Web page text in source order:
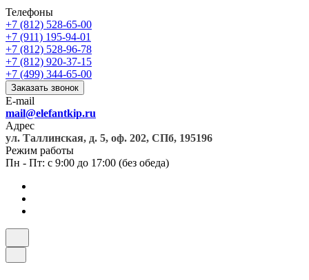
Телефоны
+7 (812) 528-65-00
+7 (911) 195-94-01
+7 (812) 528-96-78
+7 (812) 920-37-15
+7 (499) 344-65-00
Заказать звонок
E-mail
mail@elefantkip.ru
Адрес
ул. Таллинская, д. 5, оф. 202, СПб, 195196
Режим работы
Пн - Пт: с 9:00 до 17:00 (без обеда)